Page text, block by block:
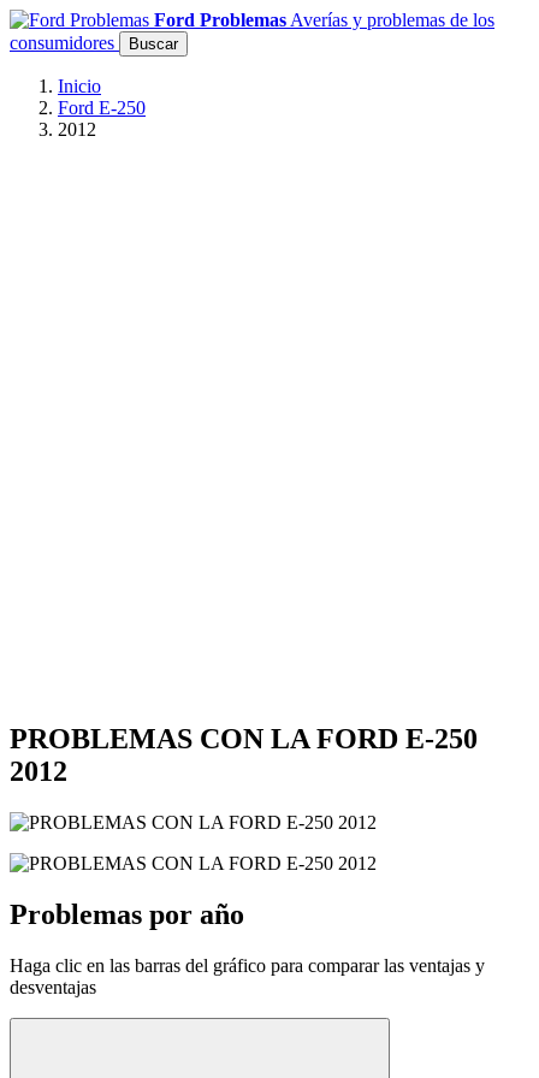
Ford Problemas Averías y problemas de los
consumidores
Buscar
Inicio
Ford E-250
2012
PROBLEMAS CON LA FORD E-250
2012
Problemas por año
Haga clic en las barras del gráfico para comparar las ventajas y
desventajas